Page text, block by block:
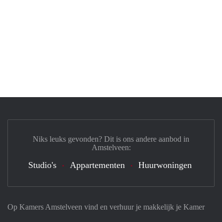
Op Kamers Amstelveen vind en verhuur je makkelijk je Kamer
Niks leuks gevonden? Dit is ons andere aanbod in
Amstelveen:
Studio's Appartementen Huurwoningen